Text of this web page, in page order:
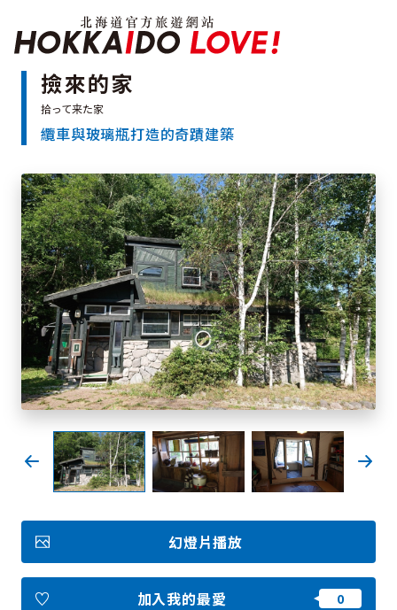
特輯
祭典活動
推薦行程
區域指南
美食
預約
交通指南
北海道簡介
依旅遊主題搜尋
下雨也能盡興
七個國立公園
邂逅絕景
基礎知識
我的最愛
book gram ube gram book
照片集
影片
使用條款
撿來的家
纜車與玻璃瓶打造的奇蹟建築
幻燈片播放
加入我的最愛